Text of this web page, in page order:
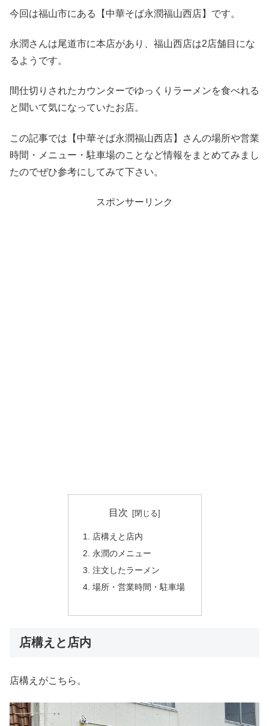
今回は福山市にある【中華そば永潤福山西店】です。
永潤さんは尾道市に本店があり、福山西店は2店舗目にな
るようです。
間仕切りされたカウンターでゆっくりラーメンを食べれる
と聞いて気になっていたお店。
この記事では【中華そば永潤福山西店】さんの場所や営業
時間・メニュー・駐車場のことなど情報をまとめてみまし
たのでぜひ参考にしてみて下さい。
スポンサーリンク
目次
店構えと店内
永潤のメニュー
注文したラーメン
場所・営業時間・駐車場
店構えと店内
店構えがこちら。